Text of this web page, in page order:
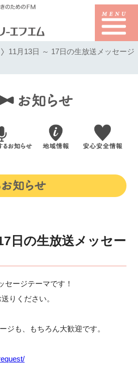
11月13日 ～ 17日の生放送メッセージ
日の生放送メッセー
セージテーマです！
りください。
ジも、もちろん大歓迎です。